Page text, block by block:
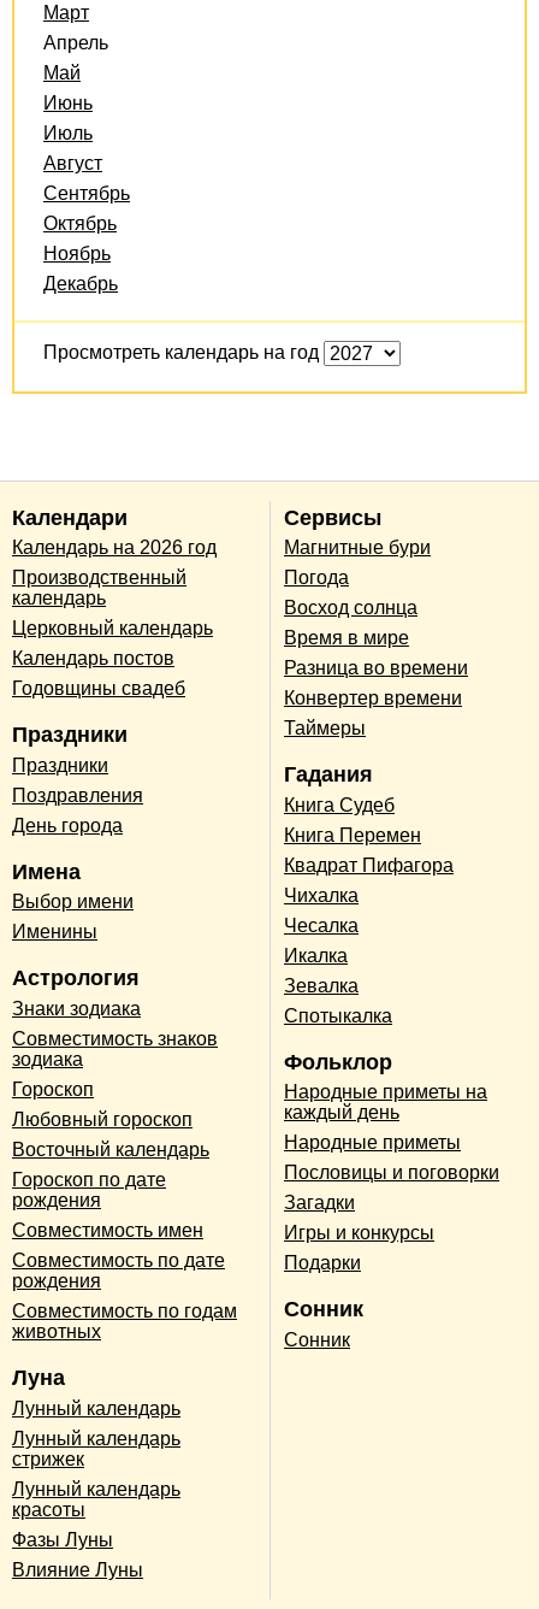
Март
Апрель
Май
Июнь
Июль
Август
Сентябрь
Октябрь
Ноябрь
Декабрь
Просмотреть календарь на год
Календари
Календарь на 2026 год
Производственный
календарь
Церковный календарь
Календарь постов
Годовщины свадеб
Праздники
Праздники
Поздравления
День города
Имена
Выбор имени
Именины
Астрология
Знаки зодиака
Совместимость знаков
зодиака
Гороскоп
Любовный гороскоп
Восточный календарь
Гороскоп по дате
рождения
Совместимость имен
Совместимость по дате
рождения
Совместимость по годам
животных
Луна
Лунный календарь
Лунный календарь
стрижек
Лунный календарь
красоты
Фазы Луны
Влияние Луны
Сервисы
Магнитные бури
Погода
Восход солнца
Время в мире
Разница во времени
Конвертер времени
Таймеры
Гадания
Книга Судеб
Книга Перемен
Квадрат Пифагора
Чихалка
Чесалка
Икалка
Зевалка
Спотыкалка
Фольклор
Народные приметы на
каждый день
Народные приметы
Пословицы и поговорки
Загадки
Игры и конкурсы
Подарки
Сонник
Сонник